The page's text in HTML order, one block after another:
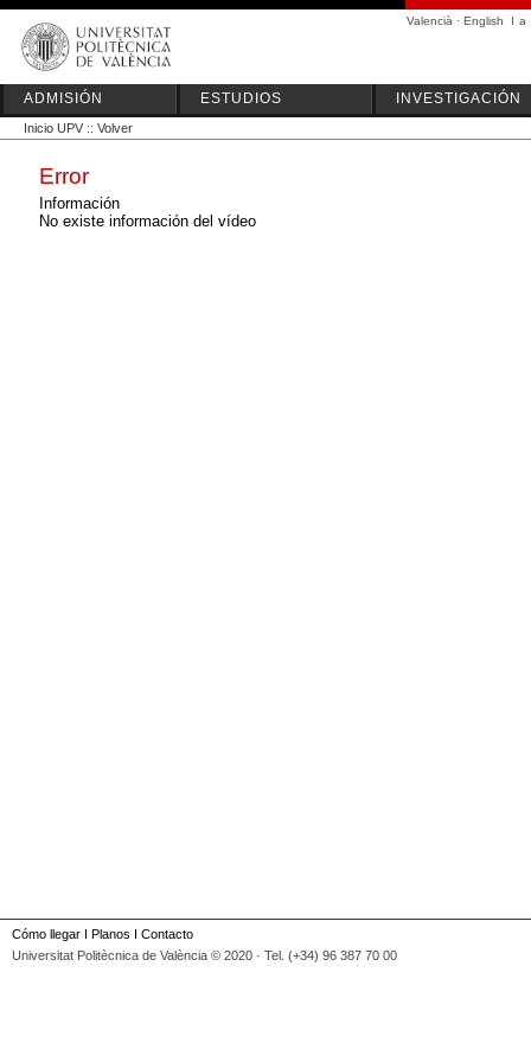
Valencià · English I a
ADMISIÓN ESTUDIOS INVESTIGACIÓN
Inicio UPV :: Volver
Error
Información
No existe información del vídeo
Cómo llegar I Planos I Contacto
Universitat Politècnica de València © 2020 · Tel. (+34) 96 387 70 00